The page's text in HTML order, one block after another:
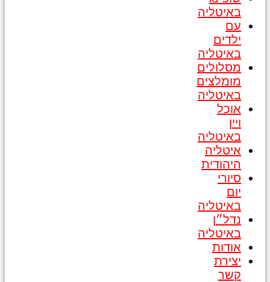
באיטליה
עם
ילדים
באיטליה
מסלולים
מומלצים
באיטליה
אוכל
ויין
באיטליה
איטליה
היהודית
סיורי
יום
באיטליה
נדל״ן
באיטליה
אודות
יצירת
קשר